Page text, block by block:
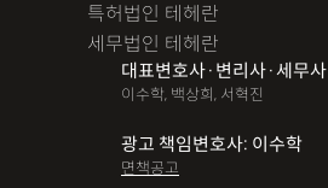
특허법인 테헤란
세무법인 테헤란
대표변호사·변리사·세무사
이수학, 백상희, 서혁진
광고 책임변호사: 이수학
면책공고